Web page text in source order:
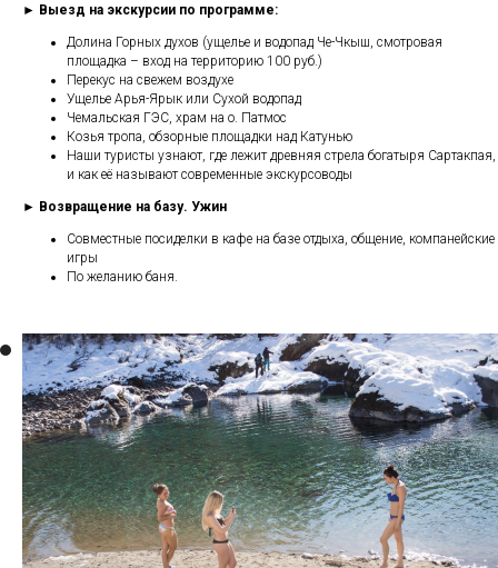
► Выезд на экскурсии по программе:
Долина Горных духов (ущелье и водопад Че-Чкыш, смотровая
площадка – вход на территорию 100 руб.)
Перекус на свежем воздухе
Ущелье Арья-Ярык или Сухой водопад
Чемальская ГЭС, храм на о. Патмос
Козья тропа, обзорные площадки над Катунью
Наши туристы узнают, где лежит древняя стрела богатыря Сартакпая,
и как её называют современные экскурсоводы
► Возвращение на базу. Ужин
Совместные посиделки в кафе на базе отдыха, общение, компанейские
игры
По желанию баня.